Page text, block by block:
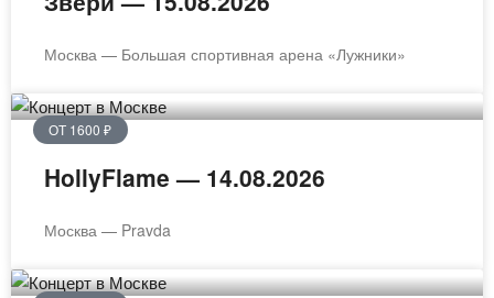
Москва — Большая спортивная арена «Лужники»
ОТ 1600 ₽
HollyFlame — 14.08.2026
Москва — Pravda